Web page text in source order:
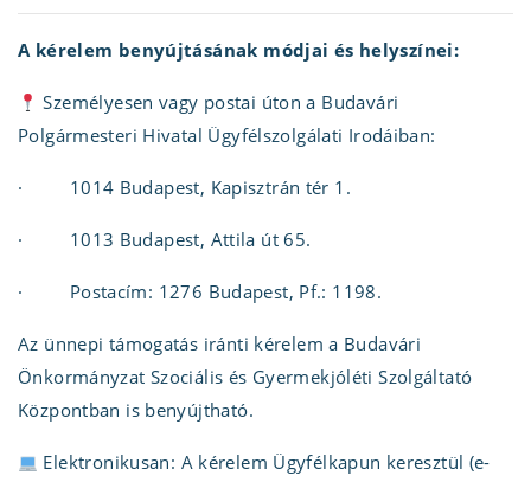
A kérelem benyújtásának módjai és helyszínei:
Személyesen vagy postai úton a Budavári
Polgármesteri Hivatal Ügyfélszolgálati Irodáiban:
· 1014 Budapest, Kapisztrán tér 1.
· 1013 Budapest, Attila út 65.
· Postacím: 1276 Budapest, Pf.: 1198.
Az ünnepi támogatás iránti kérelem a Budavári
Önkormányzat Szociális és Gyermekjóléti Szolgáltató
Központban is benyújtható.
Elektronikusan: A kérelem Ügyfélkapun keresztül (e-